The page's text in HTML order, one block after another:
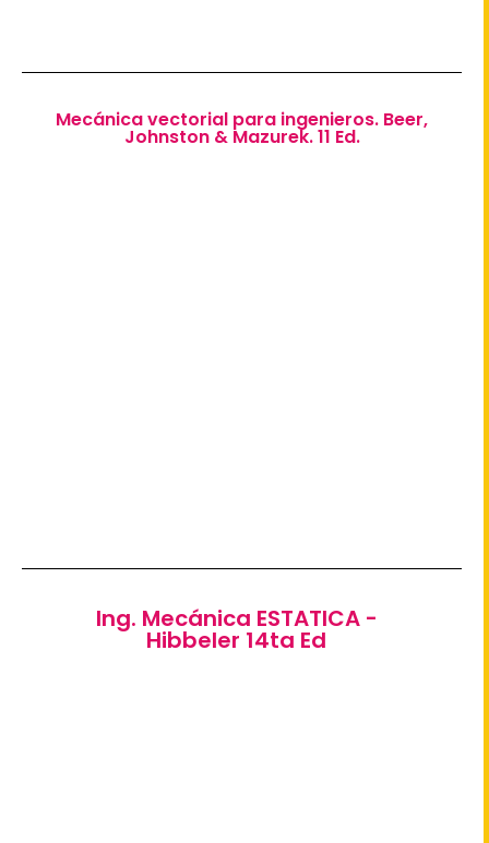
Mecánica vectorial para ingenieros. Beer,
Johnston & Mazurek. 11 Ed.
Ing. Mecánica ESTATICA -
Hibbeler 14ta Ed